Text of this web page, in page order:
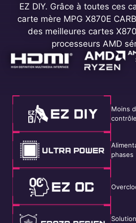
EZ DIY. Grâce à toutes ces
carte mère MPG X870E
des meilleures cartes
processeurs AMD
Moins
phases